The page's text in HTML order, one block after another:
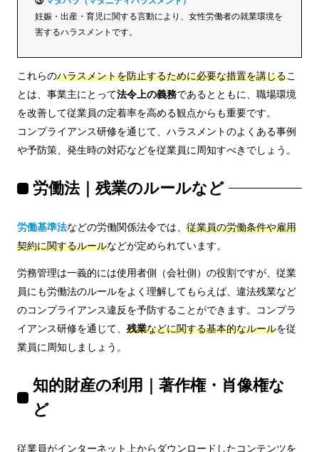
妊娠・出産・育児に関する言動により、女性労働者の就業環境を
害するハラスメントです。
これらのハラスメントを防止するために必要な措置を講じるこ
とは、事業主にとって法令上の義務であるとともに、職場環境
を改善して従業員の定着率を高める観点からも重要です。
コンプライアンス研修を通じて、ハラスメントのよくある事例
や予防策、発生時の対応などを従業員に周知すべきでしょう。
労働法｜残業のルールなど
労働基準法などの労働関係法令では、 従業員の労働条件や雇用
契約に関するルールなどが定められています。
労務管理は一義的には使用者側（会社側）の役割ですが、従業
員にも労働法のルールをよく理解してもらえば、違法残業など
のコンプライアンス違反を予防することができます。コンプラ
イアンス研修を通じて、 残業などに関する基本的なルールを従
業員に周知しましょう。
知的財産の利用｜著作権・肖像権な
ど
従業員がインターネット上からダウンロードしたコンテンツを